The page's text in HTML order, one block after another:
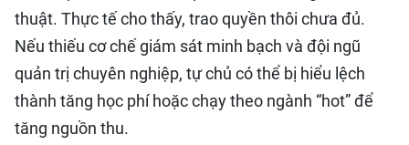
thuật. Thực tế cho thấy, trao quyền thôi chưa đủ.
Nếu thiếu cơ chế giám sát minh bạch và đội ngũ
quản trị chuyên nghiệp, tự chủ có thể bị hiểu lệch
thành tăng học phí hoặc chạy theo ngành “hot” để
tăng nguồn thu.